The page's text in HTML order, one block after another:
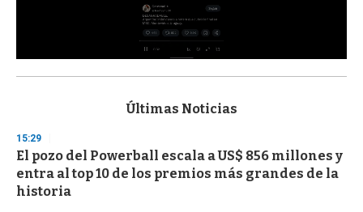
s
d
s
o
f
3
Últimas Noticias
15:29
El pozo del Powerball escala a US$ 856 millones y
entra al top 10 de los premios más grandes de la
historia